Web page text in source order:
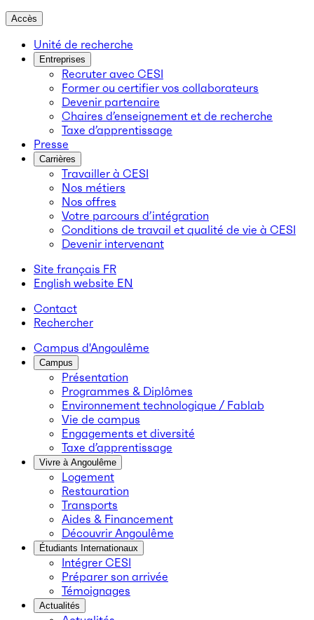
Accès
Unité de recherche
Entreprises
Recruter avec CESI
Former ou certifier vos collaborateurs
Devenir partenaire
Chaires d’enseignement et de recherche
Taxe d’apprentissage
Presse
Carrières
Travailler à CESI
Nos métiers
Nos offres
Votre parcours d’intégration
Conditions de travail et qualité de vie à CESI
Devenir intervenant
Site français FR
English website EN
Contact
Rechercher
Campus d'Angoulême
Campus
Présentation
Programmes & Diplômes
Environnement technologique / Fablab
Vie de campus
Engagements et diversité
Taxe d’apprentissage
Vivre à Angoulême
Logement
Restauration
Transports
Aides & Financement
Découvrir Angoulême
Étudiants Internationaux
Intégrer CESI
Préparer son arrivée
Témoignages
Actualités